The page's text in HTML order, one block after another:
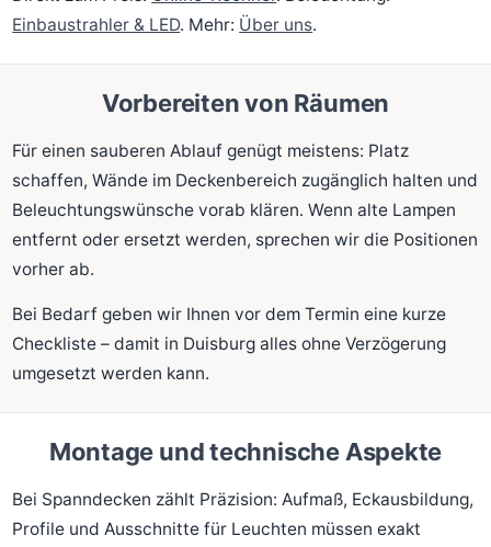
Einbaustrahler & LED. Mehr: Über uns.
Vorbereiten von Räumen
Für einen sauberen Ablauf genügt meistens: Platz
schaffen, Wände im Deckenbereich zugänglich halten und
Beleuchtungswünsche vorab klären. Wenn alte Lampen
entfernt oder ersetzt werden, sprechen wir die Positionen
vorher ab.
Bei Bedarf geben wir Ihnen vor dem Termin eine kurze
Checkliste – damit in Duisburg alles ohne Verzögerung
umgesetzt werden kann.
Montage und technische Aspekte
Bei Spanndecken zählt Präzision: Aufmaß, Eckausbildung,
Profile und Ausschnitte für Leuchten müssen exakt